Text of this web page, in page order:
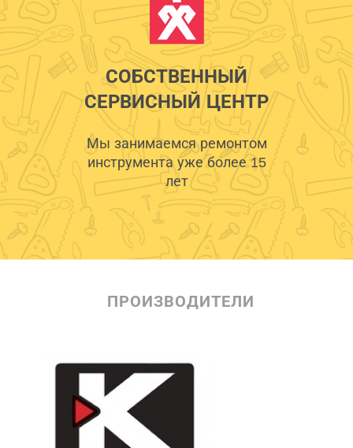
СОБСТВЕННЫЙ
СЕРВИСНЫЙ ЦЕНТР
Мы занимаемся ремонтом
инструмента уже более 15
лет
ПРОИЗВОДИТЕЛИ